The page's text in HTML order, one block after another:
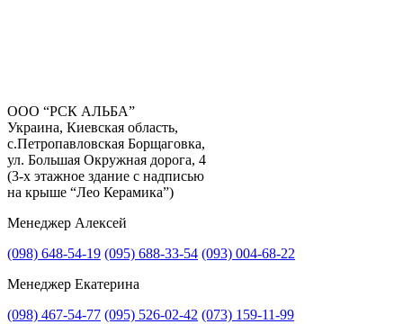
Получить консультацию
ООО “РСК АЛЬБА”
Украина, Киевская область,
с.Петропавловская Борщаговка,
ул. Большая Окружная дорога, 4
(3-х этажное здание с надписью
на крыше “Лео Керамика”)
Менеджер Алексей
(098) 648-54-19 (095) 688-33-54 (093) 004-68-22
Менеджер Екатерина
(098) 467-54-77 (095) 526-02-42 (073) 159-11-99